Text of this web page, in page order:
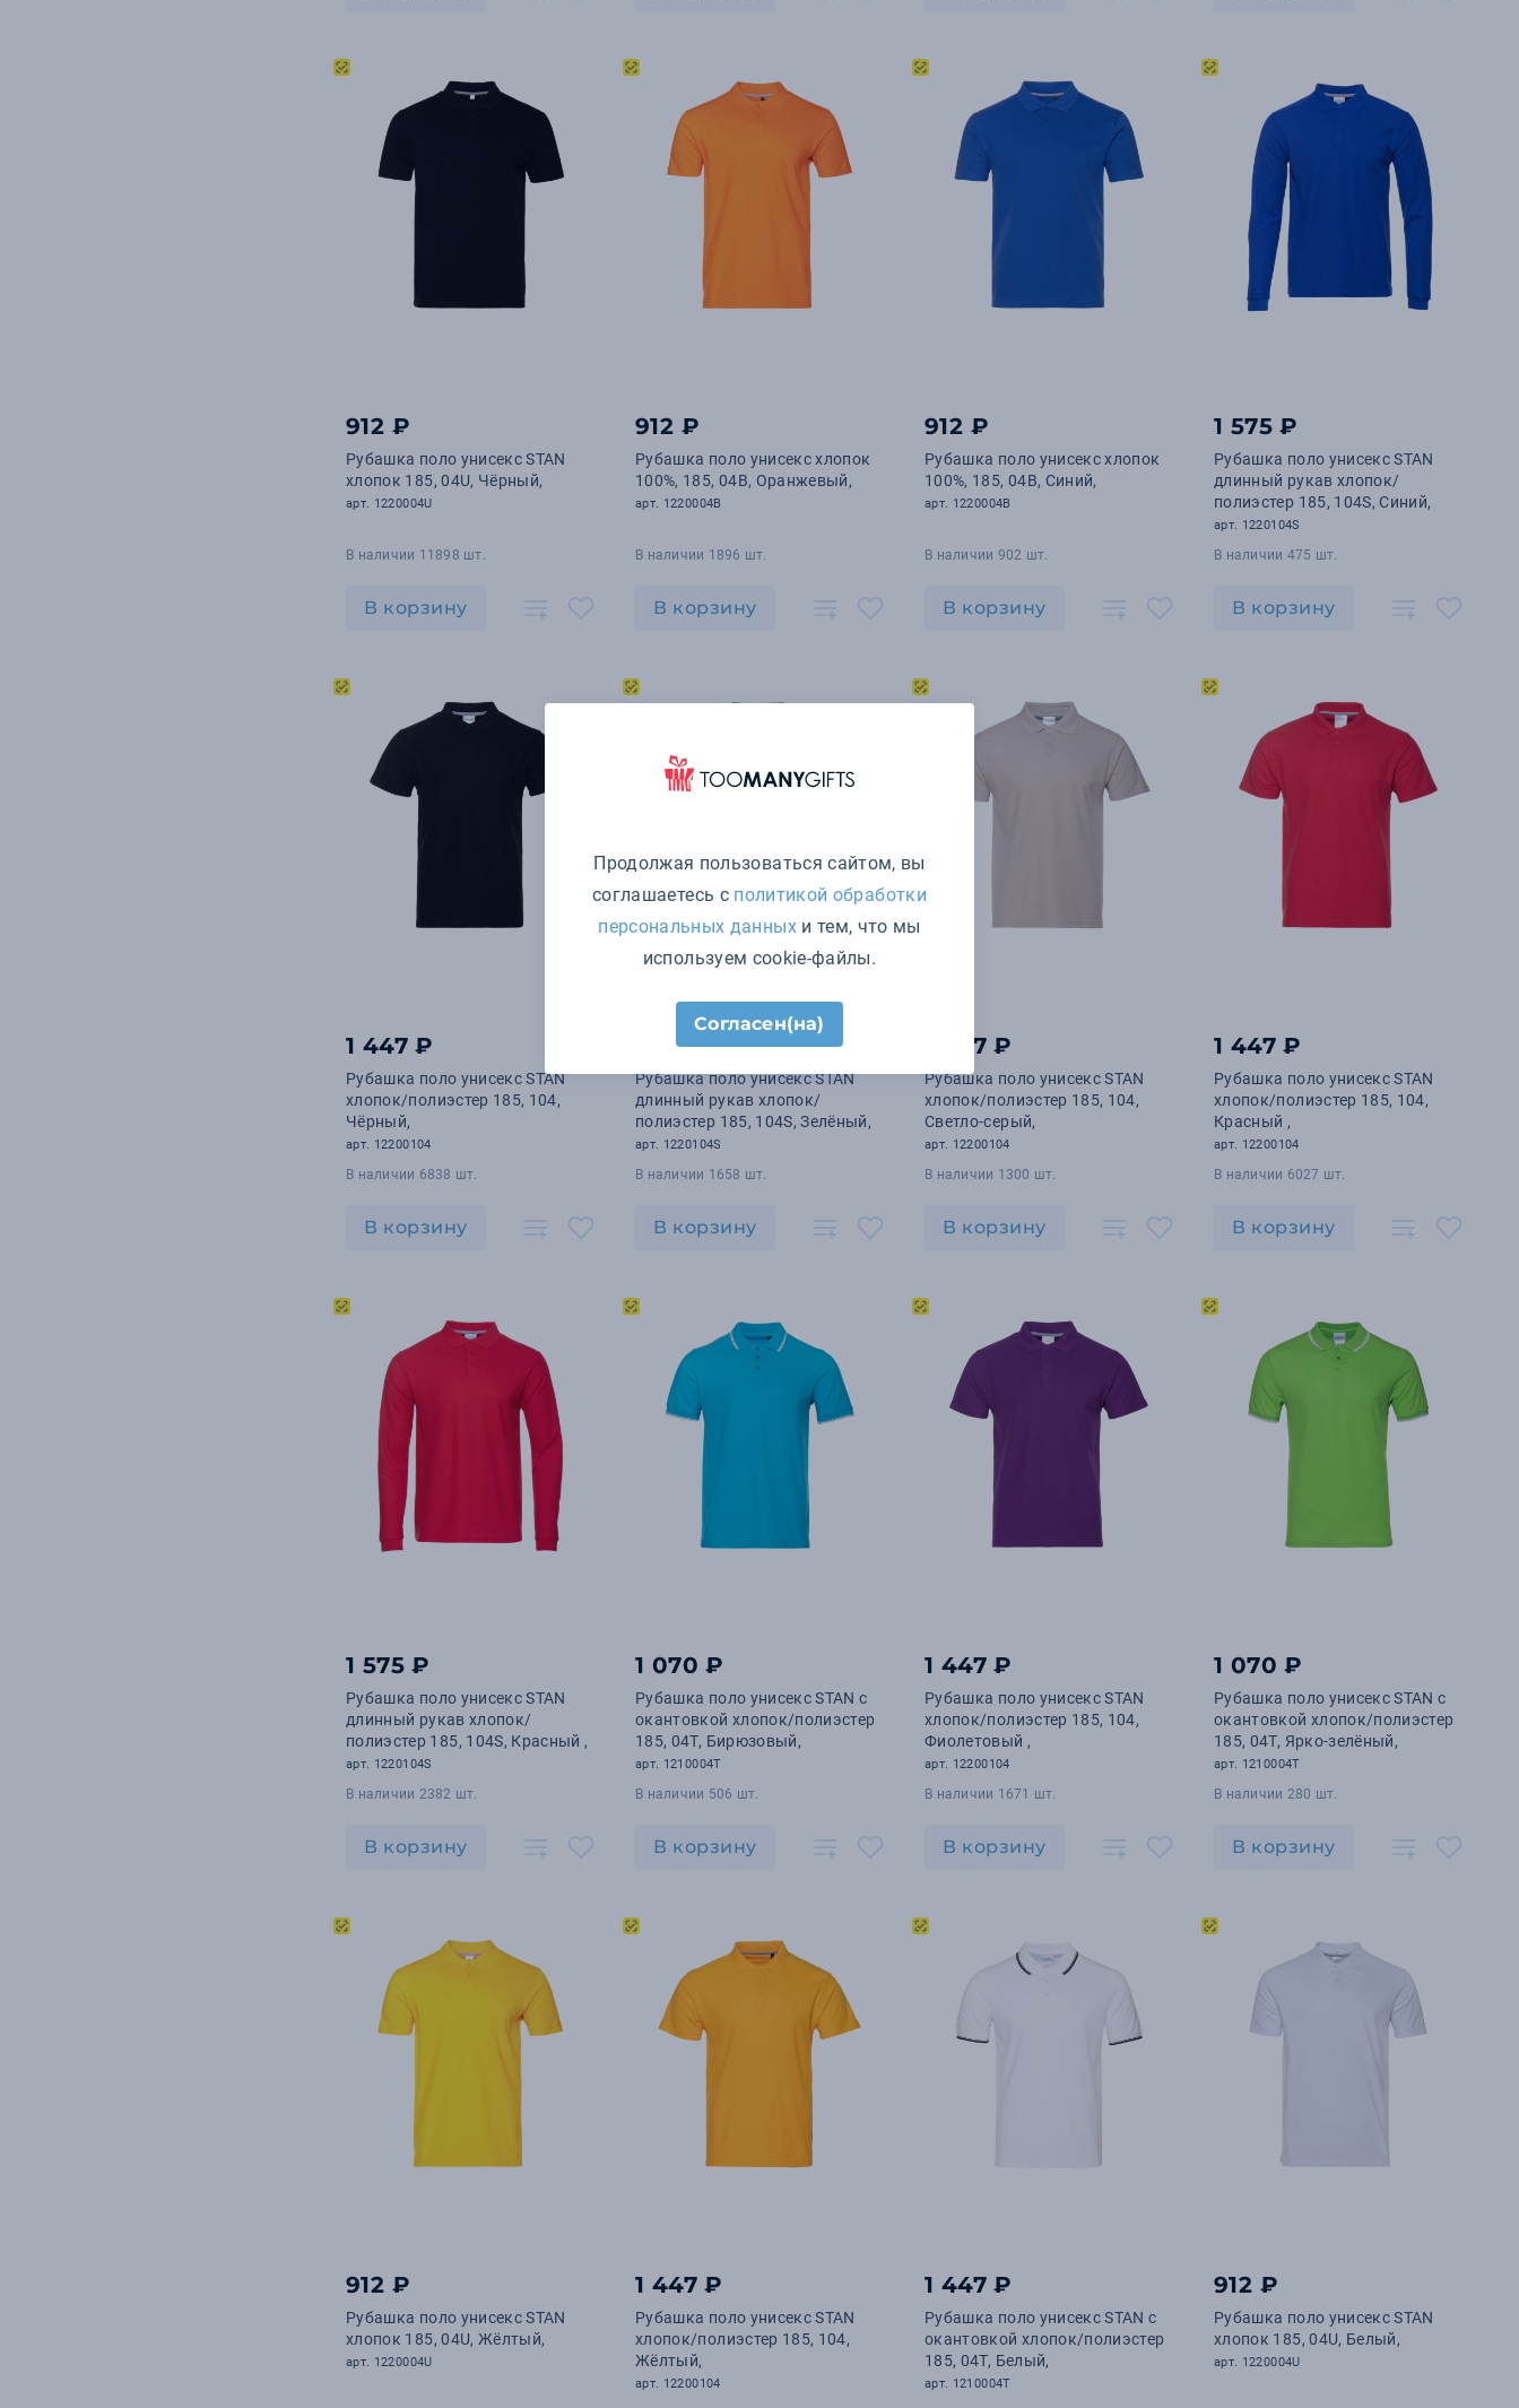
912 ₽
Рубашка поло унисекс STAN
хлопок 185, 04U, Чёрный,
арт. 1220004U
В наличии 11898 шт.
В корзину
912 ₽
Рубашка поло унисекс хлопок
100%, 185, 04B, Оранжевый,
арт. 1220004B
В наличии 1896 шт.
В корзину
912 ₽
Рубашка поло унисекс хлопок
100%, 185, 04B, Синий,
арт. 1220004B
В наличии 902 шт.
В корзину
1 575 ₽
Рубашка поло унисекс STAN
длинный рукав хлопок/
полиэстер 185, 104S, Синий,
арт. 1220104S
В наличии 475 шт.
В корзину
1 447 ₽
Рубашка поло унисекс STAN
хлопок/полиэстер 185, 104,
Чёрный,
арт. 12200104
В наличии 6838 шт.
В корзину
Цена по запросу
Рубашка поло унисекс STAN
длинный рукав хлопок/
полиэстер 185, 104S, Зелёный,
арт. 1220104S
В наличии 1658 шт.
В корзину
1 447 ₽
Рубашка поло унисекс STAN
хлопок/полиэстер 185, 104,
Светло-серый,
арт. 12200104
В наличии 1300 шт.
В корзину
1 447 ₽
Рубашка поло унисекс STAN
хлопок/полиэстер 185, 104,
Красный ,
арт. 12200104
В наличии 6027 шт.
В корзину
1 575 ₽
Рубашка поло унисекс STAN
длинный рукав хлопок/
полиэстер 185, 104S, Красный ,
арт. 1220104S
В наличии 2382 шт.
В корзину
1 070 ₽
Рубашка поло унисекс STAN с
окантовкой хлопок/полиэстер
185, 04T, Бирюзовый,
арт. 1210004T
В наличии 506 шт.
В корзину
1 447 ₽
Рубашка поло унисекс STAN
хлопок/полиэстер 185, 104,
Фиолетовый ,
арт. 12200104
В наличии 1671 шт.
В корзину
1 070 ₽
Рубашка поло унисекс STAN с
окантовкой хлопок/полиэстер
185, 04T, Ярко-зелёный,
арт. 1210004T
В наличии 280 шт.
В корзину
912 ₽
Рубашка поло унисекс STAN
хлопок 185, 04U, Жёлтый,
арт. 1220004U
1 447 ₽
Рубашка поло унисекс STAN
хлопок/полиэстер 185, 104,
Жёлтый,
арт. 12200104
1 447 ₽
Рубашка поло унисекс STAN с
окантовкой хлопок/полиэстер
185, 04T, Белый,
арт. 1210004T
912 ₽
Рубашка поло унисекс STAN
хлопок 185, 04U, Белый,
арт. 1220004U
Продолжая пользоваться сайтом, вы
соглашаетесь с политикой обработки
персональных данныхи тем, что мы
используем cookie-файлы.
Согласен(на)